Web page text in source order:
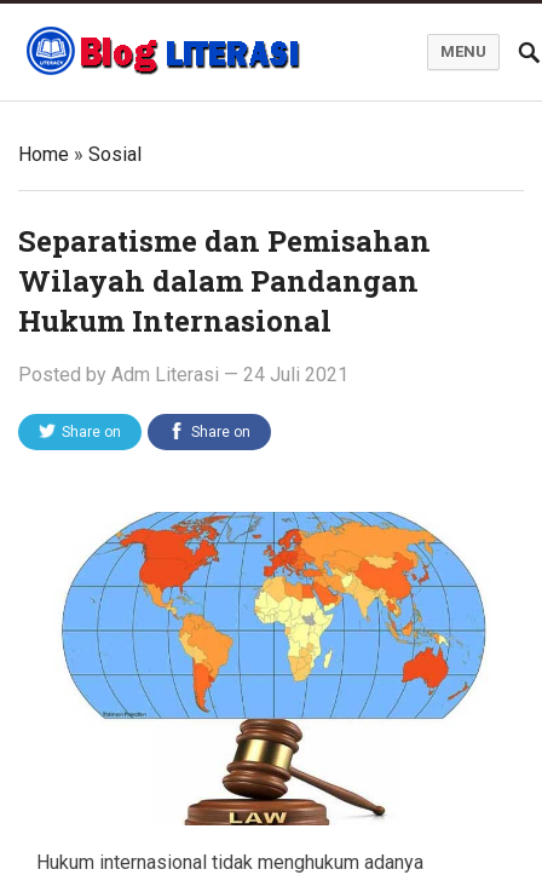
MENU
Home » Sosial
Separatisme dan Pemisahan
Wilayah dalam Pandangan
Hukum Internasional
Posted by Adm Literasi — 24 Juli 2021
Share on Share on
Hukum internasional tidak menghukum adanya